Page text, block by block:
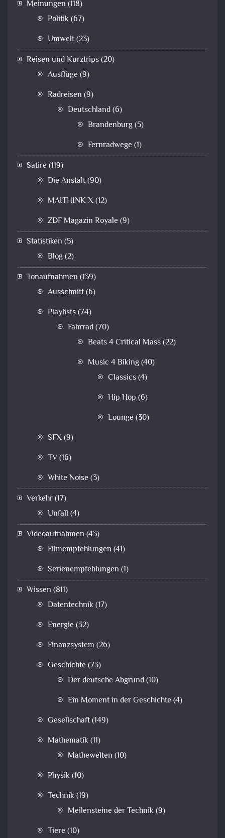
Meinungen (118)
Politik(67)
Umwelt(23)
Reisen und Kurztrips(20)
Ausflüge (9)
Radreisen (9)
Deutschland(6)
Brandenburg(5)
Fernradwege (1)
Satire (119)
Die Anstalt(90)
MAITHINK X(12)
ZDF Magazin Royale (9)
Statistiken (5)
Blog(2)
Tonaufnahmen (139)
Ausschnitt(6)
Playlists(74)
Fahrrad(70)
Beats 4 Critical Mass(22)
Music 4 Biking(40)
Classics(4)
Hip Hop (6)
Lounge (30)
SFX(9)
TV(16)
White Noise (3)
Verkehr(17)
Unfall (4)
Videoaufnahmen (43)
Filmempfehlungen (41)
Serienempfehlungen (1)
Wissen (811)
Datentechnik(17)
Energie (32)
Finanzsystem (26)
Geschichte (73)
Der deutsche Abgrund(10)
Ein Moment in der Geschichte (4)
Gesellschaft(149)
Mathematik(11)
Mathewelten (10)
Physik(10)
Technik(19)
Meilensteine der Technik(9)
Tiere (10)